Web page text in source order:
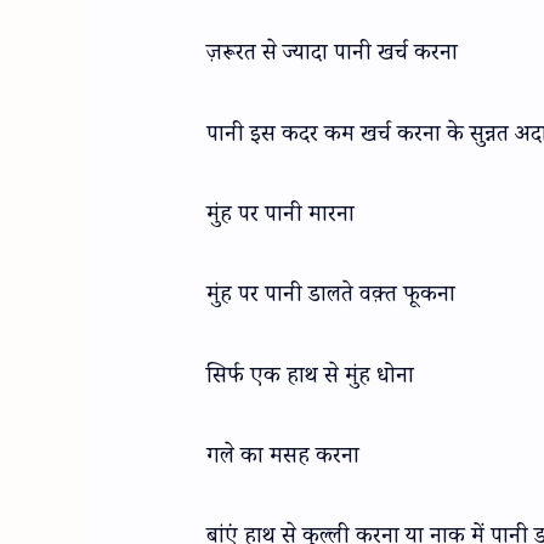
ज़रूरत से ज्यादा पानी खर्च करना
पानी इस कदर कम खर्च करना के सुन्नत
मुंह पर पानी मारना
मुंह पर पानी डालते वक़्त फूकना
सिर्फ एक हाथ से मुंह धोना
गले का मसह करना